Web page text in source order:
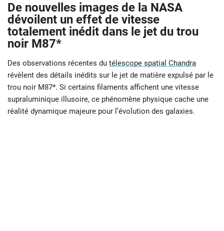
De nouvelles images de la NASA
dévoilent un effet de vitesse
totalement inédit dans le jet du trou
noir M87*
Des observations récentes du télescope spatial Chandra
révèlent des détails inédits sur le jet de matière expulsé par le
trou noir M87*. Si certains filaments affichent une vitesse
supraluminique illusoire, ce phénomène physique cache une
réalité dynamique majeure pour l’évolution des galaxies.